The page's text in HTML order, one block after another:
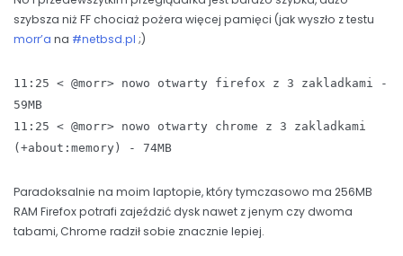
szybsza niż FF chociaż pożera więcej pamięci (jak wyszło z testu
morr’a na #netbsd.pl ;)
11:25 < @morr> nowo otwarty firefox z 3 zakladkami -
59MB
11:25 < @morr> nowo otwarty chrome z 3 zakladkami
(+about:memory) - 74MB
Paradoksalnie na moim laptopie, który tymczasowo ma 256MB
RAM Firefox potrafi zajeździć dysk nawet z jenym czy dwoma
tabami, Chrome radził sobie znacznie lepiej.